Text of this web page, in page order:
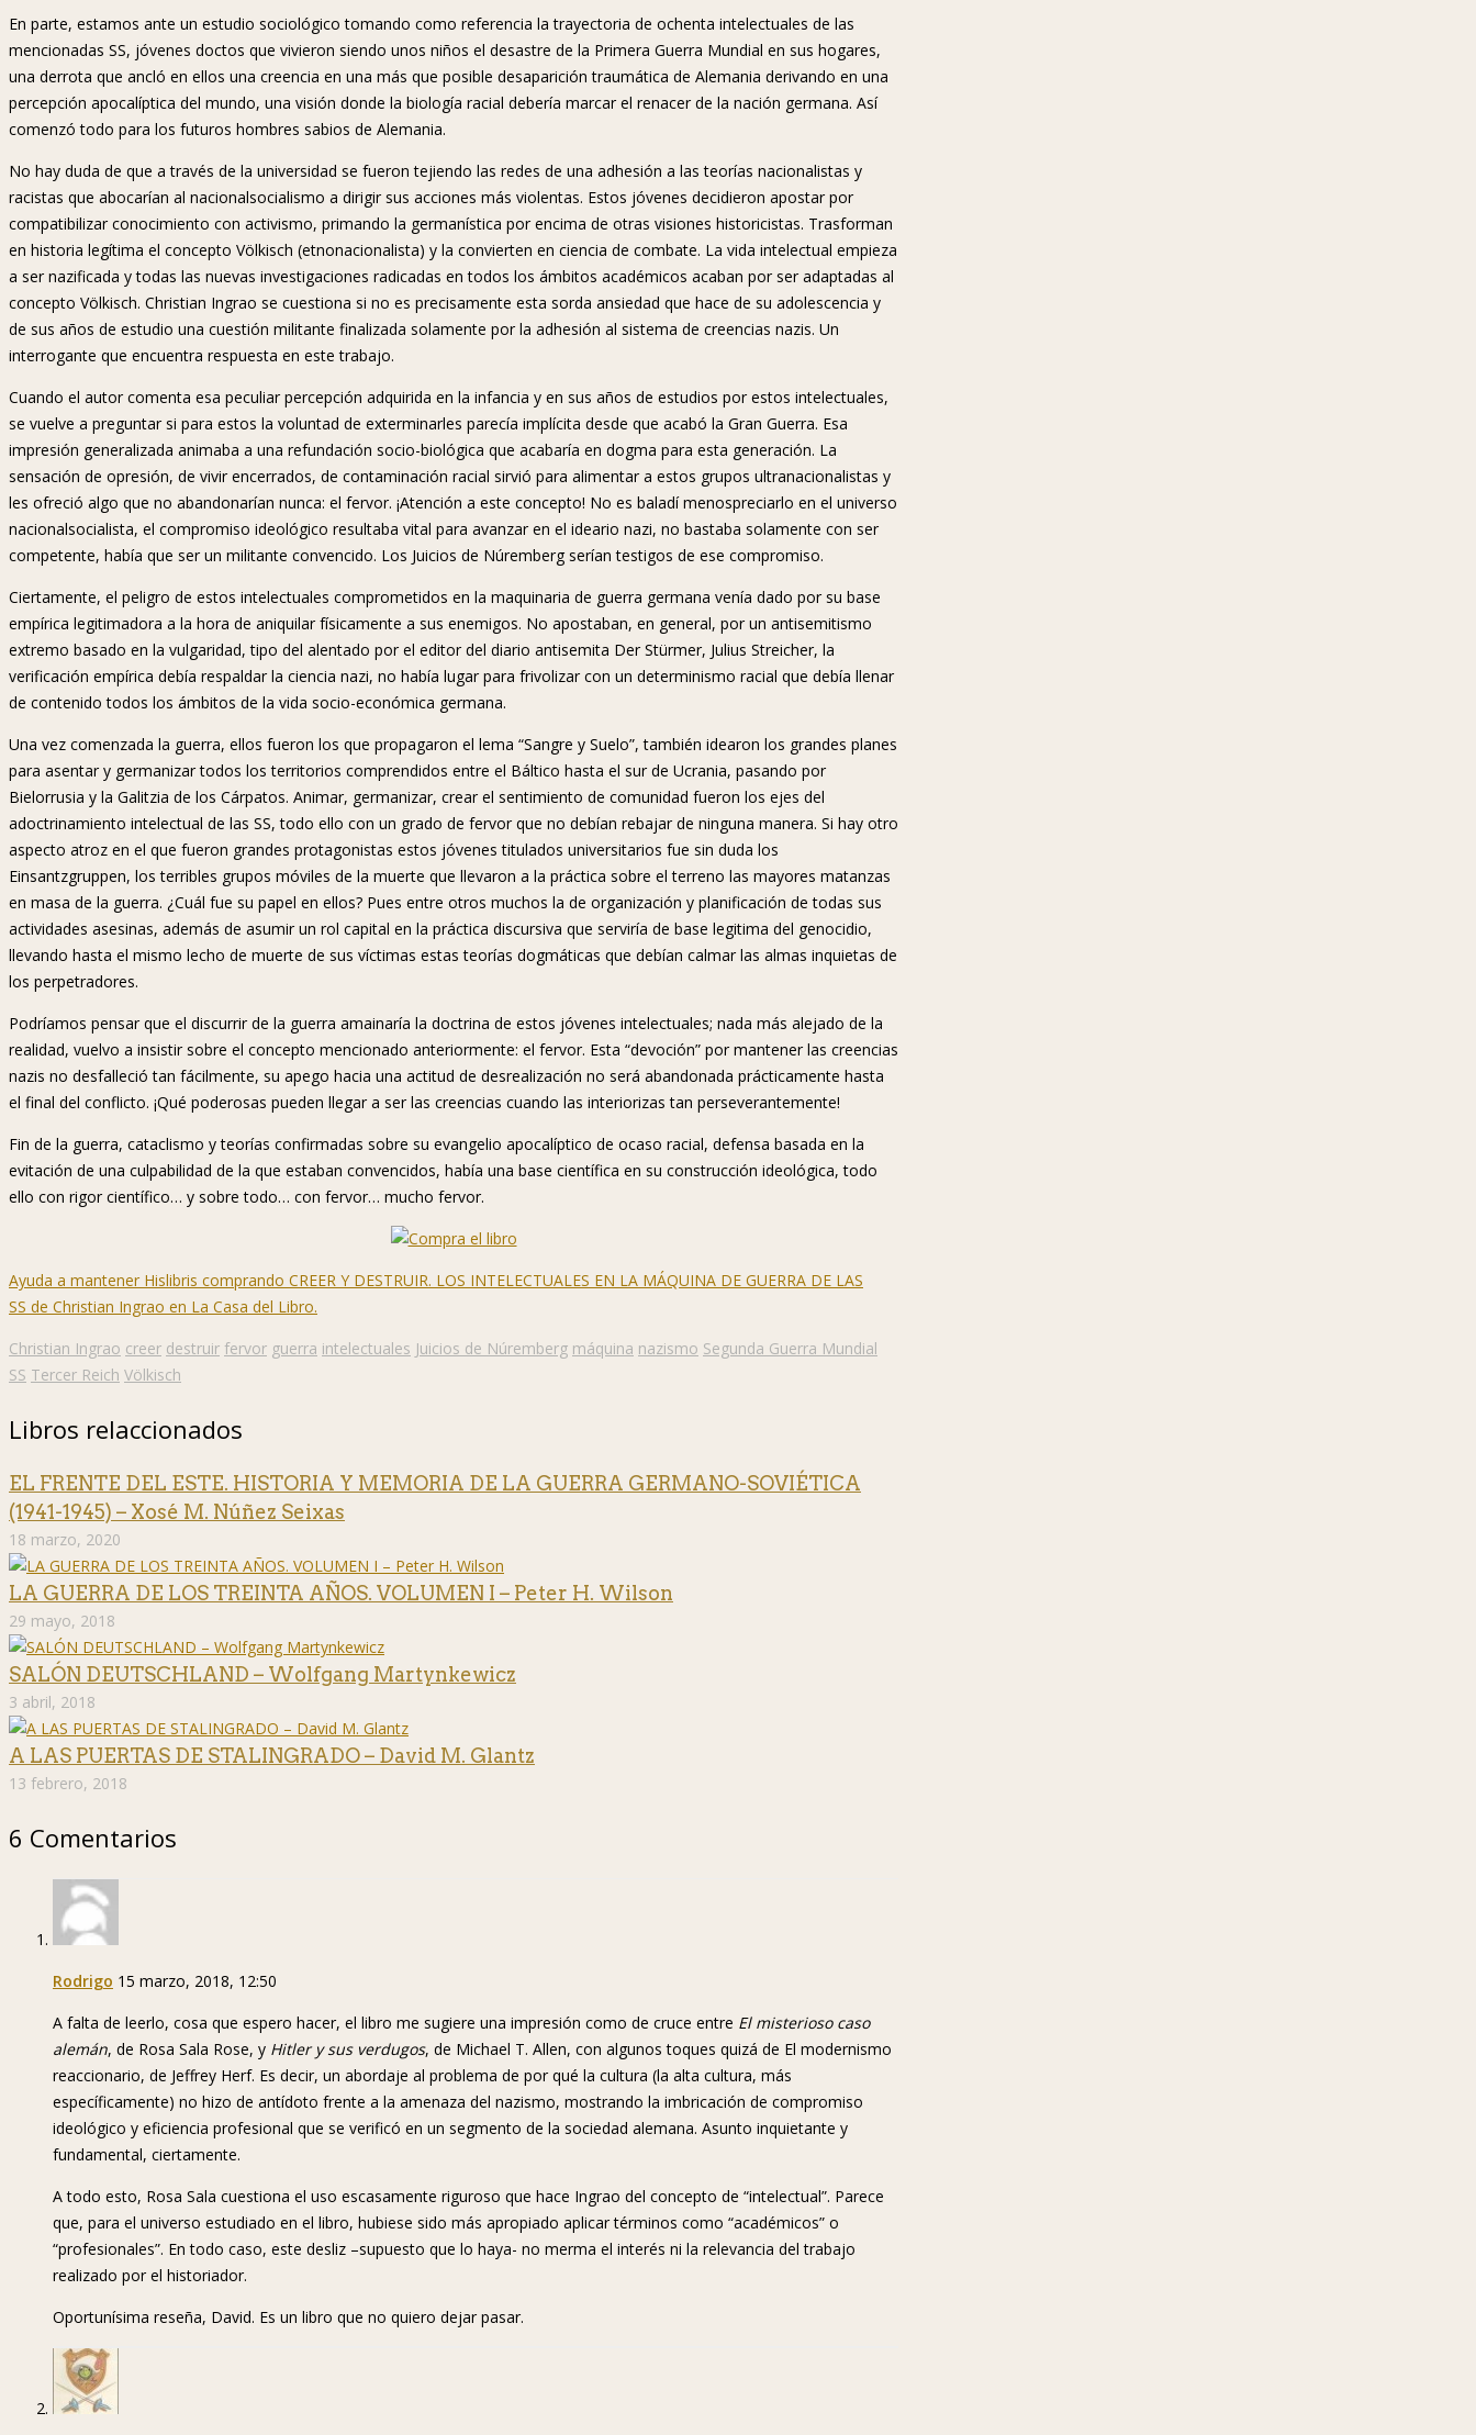
En parte, estamos ante un estudio sociológico tomando como referencia la trayectoria de ochenta intelectuales de las
mencionadas SS, jóvenes doctos que vivieron siendo unos niños el desastre de la Primera Guerra Mundial en sus hogares,
una derrota que ancló en ellos una creencia en una más que posible desaparición traumática de Alemania derivando en una
percepción apocalíptica del mundo, una visión donde la biología racial debería marcar el renacer de la nación germana. Así
comenzó todo para los futuros hombres sabios de Alemania.
No hay duda de que a través de la universidad se fueron tejiendo las redes de una adhesión a las teorías nacionalistas y
racistas que abocarían al nacionalsocialismo a dirigir sus acciones más violentas. Estos jóvenes decidieron apostar por
compatibilizar conocimiento con activismo, primando la germanística por encima de otras visiones historicistas. Trasforman
en historia legítima el concepto Völkisch (etnonacionalista) y la convierten en ciencia de combate. La vida intelectual empieza
a ser nazificada y todas las nuevas investigaciones radicadas en todos los ámbitos académicos acaban por ser adaptadas al
concepto Völkisch. Christian Ingrao se cuestiona si no es precisamente esta sorda ansiedad que hace de su adolescencia y
de sus años de estudio una cuestión militante finalizada solamente por la adhesión al sistema de creencias nazis. Un
interrogante que encuentra respuesta en este trabajo.
Cuando el autor comenta esa peculiar percepción adquirida en la infancia y en sus años de estudios por estos intelectuales,
se vuelve a preguntar si para estos la voluntad de exterminarles parecía implícita desde que acabó la Gran Guerra. Esa
impresión generalizada animaba a una refundación socio-biológica que acabaría en dogma para esta generación. La
sensación de opresión, de vivir encerrados, de contaminación racial sirvió para alimentar a estos grupos ultranacionalistas y
les ofreció algo que no abandonarían nunca: el fervor. ¡Atención a este concepto! No es baladí menospreciarlo en el universo
nacionalsocialista, el compromiso ideológico resultaba vital para avanzar en el ideario nazi, no bastaba solamente con ser
competente, había que ser un militante convencido. Los Juicios de Núremberg serían testigos de ese compromiso.
Ciertamente, el peligro de estos intelectuales comprometidos en la maquinaria de guerra germana venía dado por su base
empírica legitimadora a la hora de aniquilar físicamente a sus enemigos. No apostaban, en general, por un antisemitismo
extremo basado en la vulgaridad, tipo del alentado por el editor del diario antisemita Der Stürmer, Julius Streicher, la
verificación empírica debía respaldar la ciencia nazi, no había lugar para frivolizar con un determinismo racial que debía llenar
de contenido todos los ámbitos de la vida socio-económica germana.
Una vez comenzada la guerra, ellos fueron los que propagaron el lema “Sangre y Suelo”, también idearon los grandes planes
para asentar y germanizar todos los territorios comprendidos entre el Báltico hasta el sur de Ucrania, pasando por
Bielorrusia y la Galitzia de los Cárpatos. Animar, germanizar, crear el sentimiento de comunidad fueron los ejes del
adoctrinamiento intelectual de las SS, todo ello con un grado de fervor que no debían rebajar de ninguna manera. Si hay otro
aspecto atroz en el que fueron grandes protagonistas estos jóvenes titulados universitarios fue sin duda los
Einsantzgruppen, los terribles grupos móviles de la muerte que llevaron a la práctica sobre el terreno las mayores matanzas
en masa de la guerra. ¿Cuál fue su papel en ellos? Pues entre otros muchos la de organización y planificación de todas sus
actividades asesinas, además de asumir un rol capital en la práctica discursiva que serviría de base legitima del genocidio,
llevando hasta el mismo lecho de muerte de sus víctimas estas teorías dogmáticas que debían calmar las almas inquietas de
los perpetradores.
Podríamos pensar que el discurrir de la guerra amainaría la doctrina de estos jóvenes intelectuales; nada más alejado de la
realidad, vuelvo a insistir sobre el concepto mencionado anteriormente: el fervor. Esta “devoción” por mantener las creencias
nazis no desfalleció tan fácilmente, su apego hacia una actitud de desrealización no será abandonada prácticamente hasta
el final del conflicto. ¡Qué poderosas pueden llegar a ser las creencias cuando las interiorizas tan perseverantemente!
Fin de la guerra, cataclismo y teorías confirmadas sobre su evangelio apocalíptico de ocaso racial, defensa basada en la
evitación de una culpabilidad de la que estaban convencidos, había una base científica en su construcción ideológica, todo
ello con rigor científico… y sobre todo… con fervor… mucho fervor.
Ayuda a mantener Hislibris comprando CREER Y DESTRUIR. LOS INTELECTUALES EN LA MÁQUINA DE GUERRA DE LAS
SS de Christian Ingrao en La Casa del Libro.
Christian Ingrao creer destruir fervor guerra intelectuales Juicios de Núremberg máquina nazismo Segunda Guerra Mundial
SS Tercer Reich Völkisch
Libros relaccionados
EL FRENTE DEL ESTE. HISTORIA Y MEMORIA DE LA GUERRA GERMANO-SOVIÉTICA
(1941-1945) – Xosé M. Núñez Seixas
18 marzo, 2020
LA GUERRA DE LOS TREINTA AÑOS. VOLUMEN I – Peter H. Wilson
29 mayo, 2018
SALÓN DEUTSCHLAND – Wolfgang Martynkewicz
3 abril, 2018
A LAS PUERTAS DE STALINGRADO – David M. Glantz
13 febrero, 2018
6 Comentarios
Rodrigo 15 marzo, 2018, 12:50
A falta de leerlo, cosa que espero hacer, el libro me sugiere una impresión como de cruce entre El misterioso caso
alemán, de Rosa Sala Rose, y Hitler y sus verdugos, de Michael T. Allen, con algunos toques quizá de El modernismo
reaccionario, de Jeffrey Herf. Es decir, un abordaje al problema de por qué la cultura (la alta cultura, más
específicamente) no hizo de antídoto frente a la amenaza del nazismo, mostrando la imbricación de compromiso
ideológico y eficiencia profesional que se verificó en un segmento de la sociedad alemana. Asunto inquietante y
fundamental, ciertamente.
A todo esto, Rosa Sala cuestiona el uso escasamente riguroso que hace Ingrao del concepto de “intelectual”. Parece
que, para el universo estudiado en el libro, hubiese sido más apropiado aplicar términos como “académicos” o
“profesionales”. En todo caso, este desliz –supuesto que lo haya- no merma el interés ni la relevancia del trabajo
realizado por el historiador.
Oportunísima reseña, David. Es un libro que no quiero dejar pasar.